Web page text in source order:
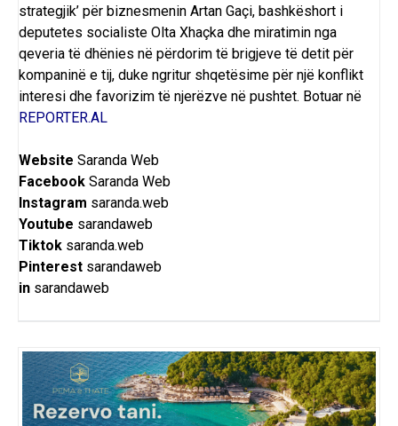
strategjik’ për biznesmenin Artan Gaçi, bashkëshort i
deputetes socialiste Olta Xhaçka dhe miratimin nga
qeveria të dhënies në përdorim të brigjeve të detit për
kompaninë e tij, duke ngritur shqetësime për një konflikt
interesi dhe favorizim të njerëzve në pushtet. Botuar në
REPORTER.AL
Website Saranda Web
Facebook Saranda Web
Instagram saranda.web
Youtube sarandaweb
Tiktok saranda.web
Pinterest sarandaweb
in sarandaweb